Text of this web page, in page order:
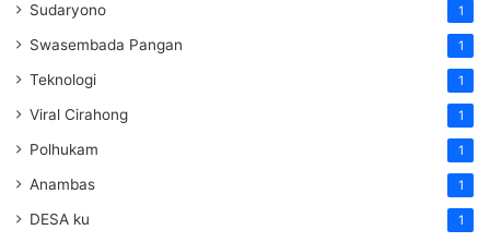
Sudaryono 1
Swasembada Pangan 1
Teknologi 1
Viral Cirahong 1
Polhukam 1
Anambas 1
DESA ku 1